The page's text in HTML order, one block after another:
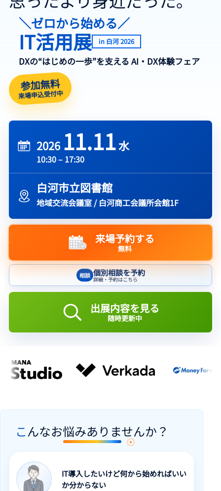
＼ゼロから始める／
IT活用展 in 白河 2026
DXの“はじめの一歩”を支える AI・DX体験フェア
参加無料
来場申込受付中
2026 11.11水
10:30 – 17:30
白河市立図書館
地域交流会議室 / 白河商工会議所会館1F
来場予約する
無料
相談 個別相談を予約
詳細・予約はこちら
出展内容を見る
随時更新中
こんなお悩みありませんか？
IT導入したいけど何から始めればいい
か分からない